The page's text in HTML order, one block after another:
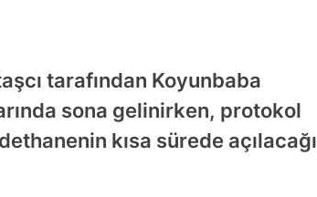
tarafından Koyunbaba
sona gelinirken, protokol
kısa sürede açılacağı